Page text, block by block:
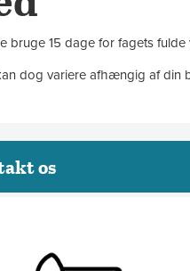
bruge 15 dage for fagets fulde
dog variere afhængig af
os